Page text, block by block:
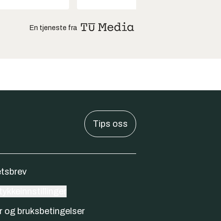
En tjeneste fra
Tips oss
og bruksbetingelser